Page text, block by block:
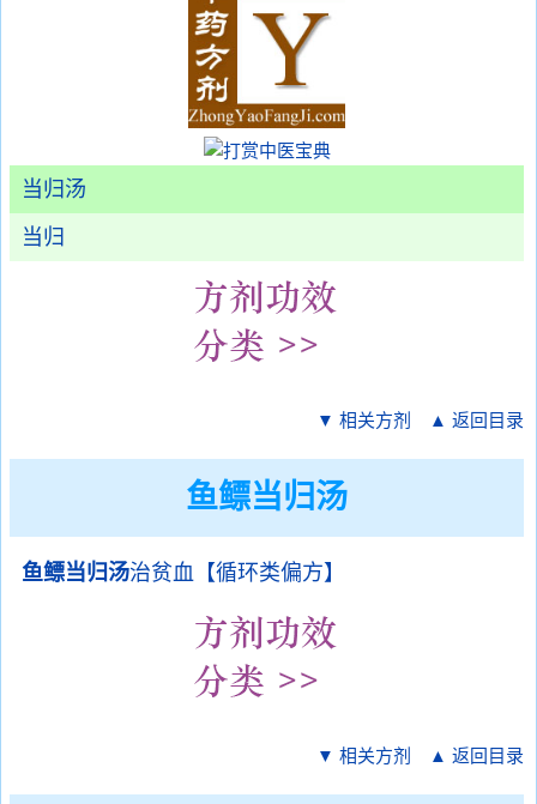
当归汤
当归
▼ 相关方剂 ▲ 返回目录
鱼鳔当归汤
鱼鳔当归汤治贫血【循环类偏方】
▼ 相关方剂 ▲ 返回目录